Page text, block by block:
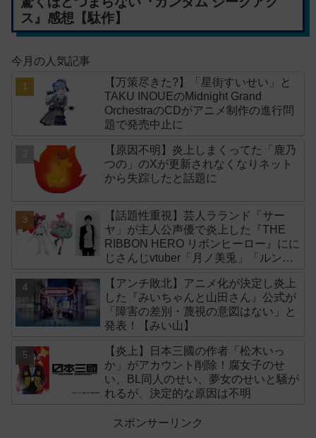
ス』感想【駄作】
今月の人気記事
【万策尽きた?】「星街すいせい」と
TAKU INOUEのMidnight Grand
OrchestraのCDがアニメ制作の進行問
題で発売中止に
【原因不明】炎上しまくってた「鹿乃
つの」のXが更新されなくなりネット
から失踪したと話題に
【話題性重視】芸人ラランド「サー
ヤ」が主人公声優で炎上した『THE
RIBBON HERO リボンヒーロー』にに
じさんじvtuber「月ノ美兎」「ルンル
【アンチ敗北】アニメ化が決定し炎上
した『みいちゃんと山田さん』公式が
「障害の差別・蔑視の意図はない」と
発表！【みい山】
【炎上】日本三國の作者「松木いっ
か」がアカウント削除！腐女子のせ
い、BL同人のせい、夢女のせいと騒が
れるが、決定的な原因は不明
スポンサーリンク